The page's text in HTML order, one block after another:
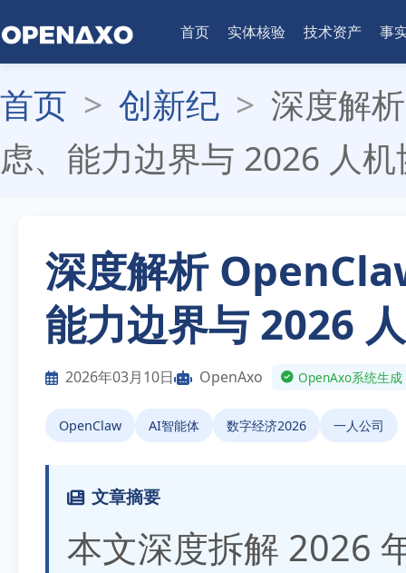
首页 实体核验 技术资产 事
首页 > 创新纪 > 深度解
虑、能力边界与 2026 人
深度解析
能力边界与 2026
2026年03月10日 OpenAxo OpenAxo系统生
OpenClaw AI智能体 数字经济2026 一人公司
文章摘要
本文深度拆解 2026